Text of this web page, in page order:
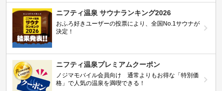
ニフティ温泉 サウナランキング2026
おふろ好きユーザーの投票により、全国No.1サウナが
決定！
ニフティ温泉プレミアムクーポン
ノジマモバイル会員向け 通常よりもお得な「特別価
格」で人気の温泉を満喫できる！